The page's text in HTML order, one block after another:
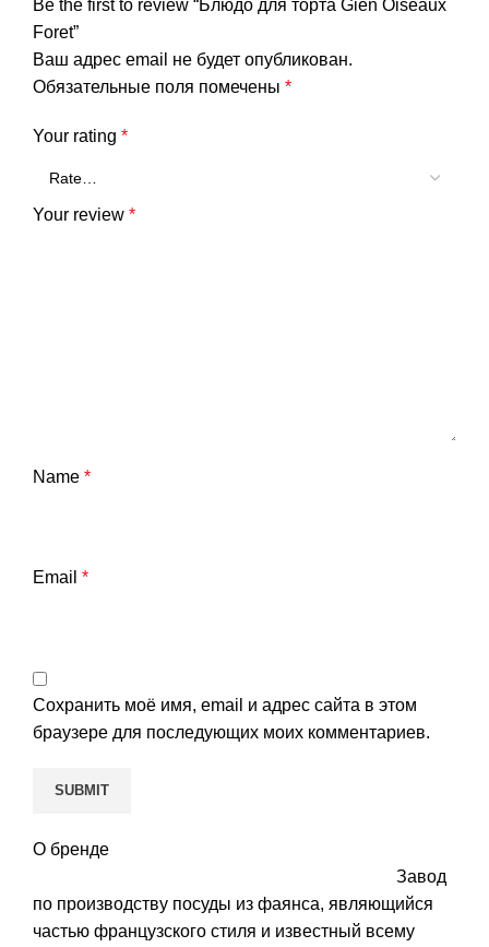
Be the first to review “Блюдо для торта Gien Oiseaux
Foret”
Ваш адрес email не будет опубликован.
Обязательные поля помечены *
Your rating *
Your review *
Name *
Email *
Сохранить моё имя, email и адрес сайта в этом
браузере для последующих моих комментариев.
О бренде
Завод
по производству посуды из фаянса, являющийся
частью французского стиля и известный всему